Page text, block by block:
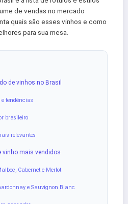
de vendas no mercado
quais são esses vinhos e como
para sua mesa.
de vinhos no Brasil
tendências
brasileiro
relevantes
vinho mais vendidos
Cabernet e Merlot
e Sauvignon Blanc